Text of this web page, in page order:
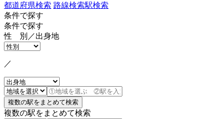
都道府県検索 路線検索駅検索
条件で探す
条件で探す
性 別／出身地
／
複数の駅をまとめて検索